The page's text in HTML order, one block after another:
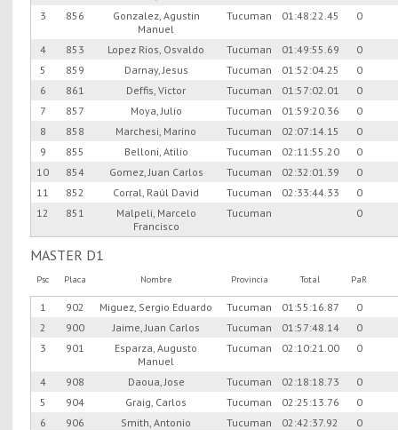
3
856
Gonzalez, Agustin
Manuel
Tucuman 01:48:22.45 0
4 853 Lopez Rios, Osvaldo Tucuman 01:49:55.69
0
5
859 Darnay, Jesus Tucuman 01:52:04.25
0
6
861 Deffis, Victor Tucuman 01:57:02.01
0
7
857 Moya, Julio Tucuman 01:59:20.36
0
8
858 Marchesi, Marino Tucuman 02:07:14.15
0
9
855 Belloni, Atilio Tucuman 02:11:55.20
0
10
854 Gomez, Juan Carlos Tucuman 02:32:01.39
0
11
852 Corral, Raúl David Tucuman 02:33:44.33
0
12
851
Malpeli, Marcelo
Francisco
Tucuman 0
MASTER D1
Psc Placa Nombre Provincia Total PaR
1 902 Miguez, Sergio Eduardo Tucuman 01:55:16.87
0
2
900 Jaime, Juan Carlos Tucuman 01:57:48.14
0
3
901
Esparza, Augusto
Manuel
Tucuman 02:10:21.00 0
4 908 Daoua, Jose Tucuman 02:18:18.73
0
5
904 Graig, Carlos Tucuman 02:25:13.76
0
6
906 Smith, Antonio Tucuman 02:42:37.92
0